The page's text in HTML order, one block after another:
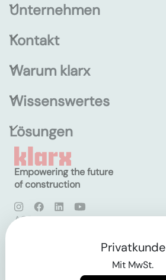
Unternehmen
Kontakt
Warum klarx
Wissenswertes
Lösungen
Empowering the future
of construction
AGB
Privatkunde
Mit MwSt.